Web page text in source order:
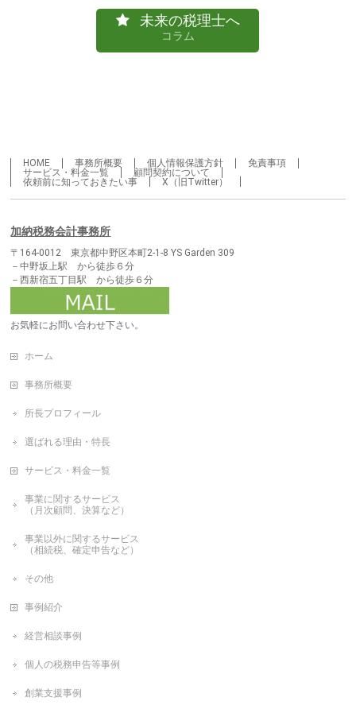
未来の税理士へ
コラム
HOME 事務所概要 個人情報保護方針
免責事項
サービス・料金一覧
顧問契約について
依頼前に知っておきたい事
X（旧Twitter）
加納税務会計事務所
〒164-0012 東京都中野区本町2-1-8 YS Garden 309
－中野坂上駅 から徒歩６分
－西新宿五丁目駅 から徒歩６分
お気軽にお問い合わせ下さい。
ホーム
事務所概要
所長プロフィール
選ばれる理由・特長
サービス・料金一覧
事業に関するサービス
（月次顧問、決算など）
事業以外に関するサービス
（相続税、確定申告など）
その他
事例紹介
経営相談事例
個人の税務申告等事例
創業支援事例